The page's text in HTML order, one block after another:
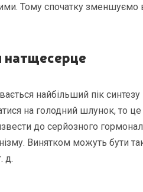
Тому спочатку зменшуємо
натщесерце
найбільший пік
на голодний шлунок, то
до серйозного
Винятком можуть бути
д.